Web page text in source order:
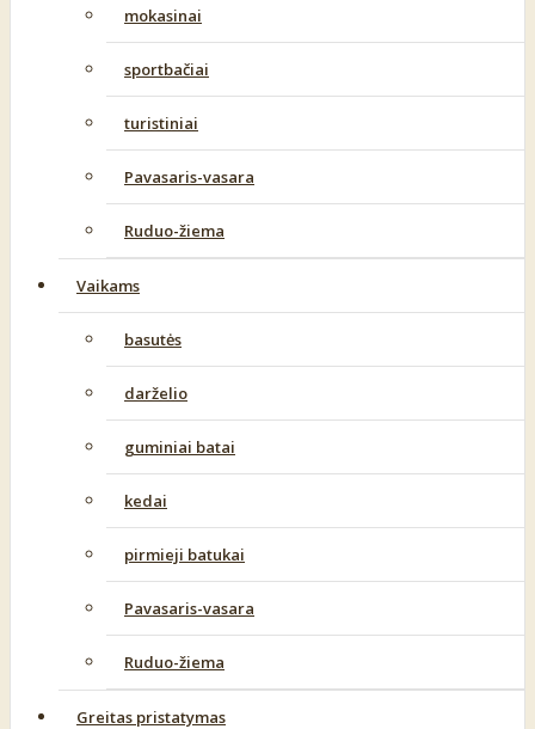
mokasinai
sportbačiai
turistiniai
Pavasaris-vasara
Ruduo-žiema
Vaikams
basutės
darželio
guminiai batai
kedai
pirmieji batukai
Pavasaris-vasara
Ruduo-žiema
Greitas pristatymas